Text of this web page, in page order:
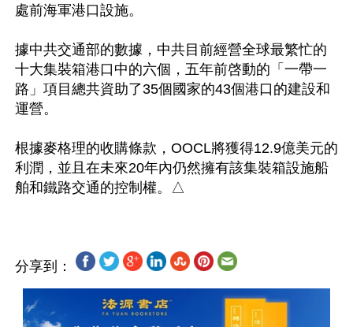
處前海軍港口設施。
據中共交通部的數據，中共目前經營全球最繁忙的
十大集裝箱港口中的六個，五年前啓動的「一帶一
路」項目總共資助了35個國家的43個港口的建設和
運營。
根據麥格理的收購條款，OOCL將獲得12.9億美元的
利潤，並且在未來20年內仍然擁有該集裝箱設施船
分享到：